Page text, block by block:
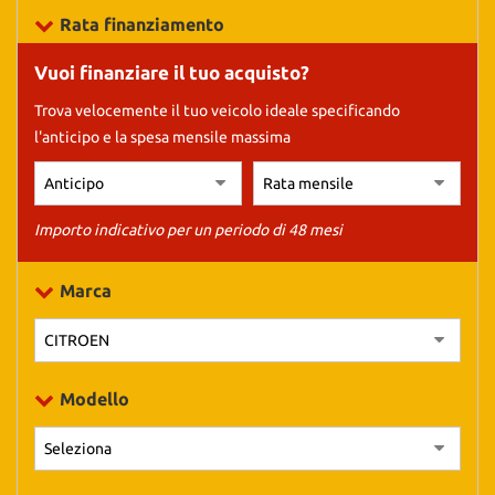
Rata finanziamento
Vuoi finanziare il tuo acquisto?
Trova velocemente il tuo veicolo ideale specificando
l'anticipo e la spesa mensile massima
Importo indicativo per un periodo di 48 mesi
Marca
Modello
che
per
le
funzionalità
e
svolgere
le
attività
descritte.
Per
ottenere
maggiori
sull'utilità
e
sul
funzionamento